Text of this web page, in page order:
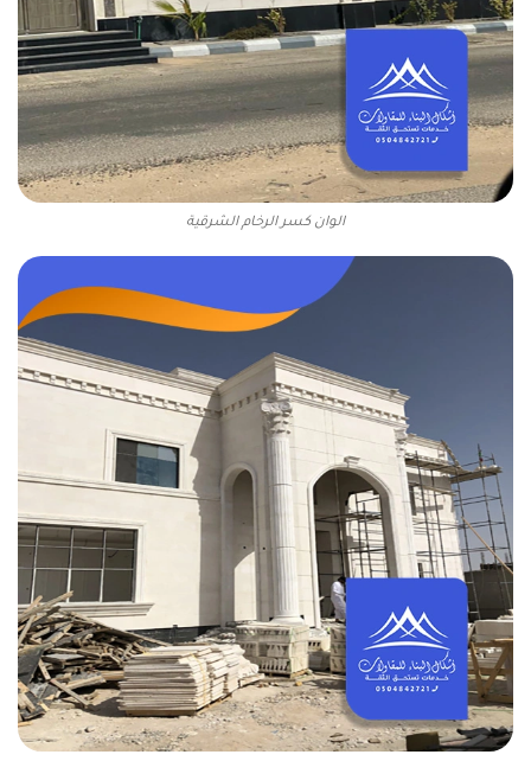
الوان كسر الرخام الشرقية